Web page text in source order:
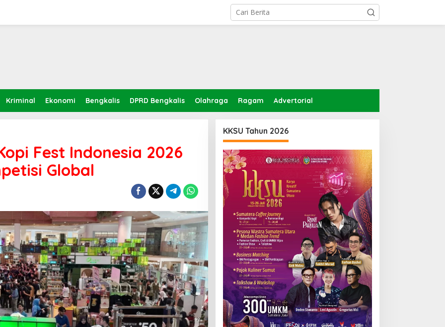
Kriminal Ekonomi Bengkalis DPRD Bengkalis Olahraga Ragam Advertorial
Fest Indonesia 2026
Global
KKSU Tahun 2026